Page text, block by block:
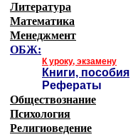
Литература
Математика
Менеджмент
ОБЖ:
К уроку, экзамену
Книги, пособия
Рефераты
Обществознание
Психология
Религиоведение